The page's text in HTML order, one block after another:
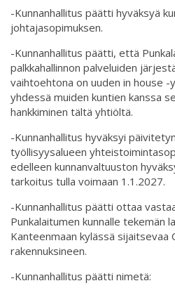
-Kunnanhallitus päätti hyväksyä
johtajasopimuksen.
-Kunnanhallitus päätti, että
palkkahallinnon palveluiden
vaihtoehtona on uuden in house
yhdessä muiden kuntien kanssa
hankkiminen tältä yhtiöltä.
-Kunnanhallitus hyväksyi
työllisyysalueen
edelleen kunnanvaltuuston
tarkoitus tulla voimaan 1.1.2027.
-Kunnanhallitus päätti ottaa
Punkalaitumen kunnalle tekemän
Kanteenmaan kylässä sijaitsevaa
rakennuksineen.
-Kunnanhallitus päätti nimetä: